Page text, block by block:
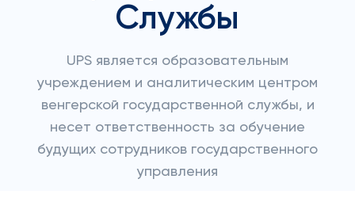
Службы
UPS является образовательным
учреждением и аналитическим центром
венгерской государственной службы, и
несет ответственность за обучение
будущих сотрудников государственного
управления